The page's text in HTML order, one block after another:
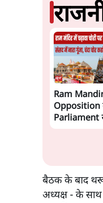
Ram
Opposition
Parliament
बैठक के बाद
अध्यक्ष - के